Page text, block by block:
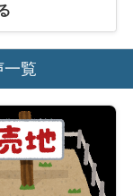
一覧